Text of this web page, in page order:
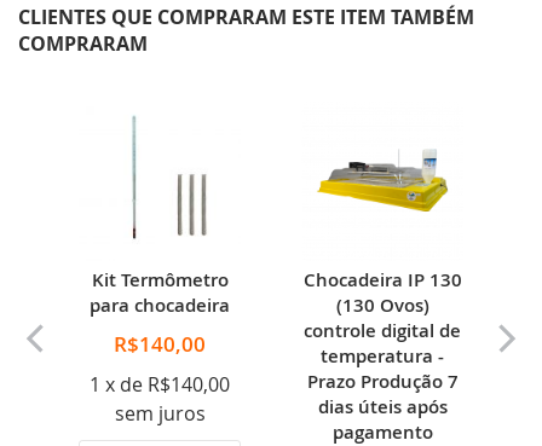
CLIENTES QUE COMPRARAM ESTE ITEM TAMBÉM
COMPRARAM
Kit Termômetro
para chocadeira
R$140,00
1 x de R$140,00
sem juros
Chocadeira IP 130
(130 Ovos)
controle digital de
temperatura -
Prazo Produção 7
dias úteis após
pagamento